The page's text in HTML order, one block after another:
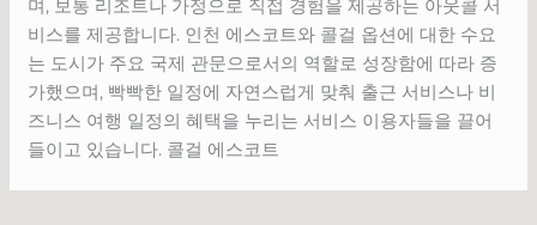
며, 보통 리조트나 가정으로 직접 경험을 제공하는 아웃콜 서
비스를 제공합니다. 인천 에스코트와 콜걸 옵션에 대한 수요
는 도시가 주요 국제 관문으로서의 역할로 성장함에 따라 증
가했으며, 빡빡한 일정에 자연스럽게 맞춰 출근 서비스나 비
즈니스 여행 일정의 혜택을 누리는 서비스 이용자들을 끌어
들이고 있습니다. 콜걸 에스코트